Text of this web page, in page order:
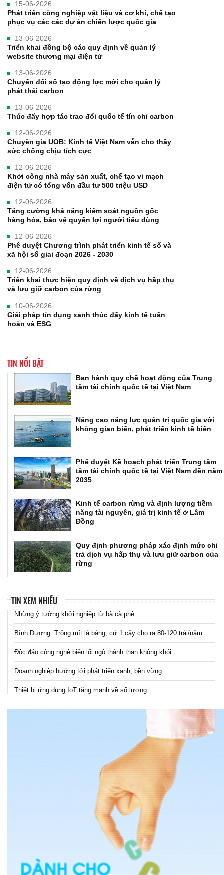
15-06-2026
Phát triển công nghiệp vật liệu và cơ khí, chế tạo
phục vụ các các dự án chiến lược quốc gia
13-06-2026
Triển khai đồng bộ các quy định về quản lý
website thương mại điện tử
13-06-2026
Chuyển đổi số tạo động lực mới cho quản lý
phát thải carbon
13-06-2026
Thúc đẩy hợp tác trao đổi quốc tế tín chỉ carbon
12-06-2026
Chuyên gia UOB: Kinh tế Việt Nam vẫn cho thấy
sức chống chịu tích cực
12-06-2026
Khởi công nhà máy sản xuất, chế tạo vi mạch
điện tử có tổng vốn đầu tư 500 triệu USD
12-06-2026
Tăng cường khả năng kiểm soát nguồn gốc
hàng hóa, bảo vệ quyền lợi người tiêu dùng
12-06-2026
Phê duyệt Chương trình phát triển kinh tế số và
xã hội số giai đoạn 2026 - 2030
12-06-2026
Triển khai thực hiện quy định về dịch vụ hấp thụ
và lưu giữ carbon của rừng
10-06-2026
Giải pháp tín dụng xanh thúc đẩy kinh tế tuần
hoàn và ESG
TIN NỔI BẬT
Ban hành quy chế hoạt động của Trung
tâm tài chính quốc tế tại Việt Nam
Nâng cao năng lực quản trị quốc gia với
không gian biển, phát triển kinh tế biển
Phê duyệt Kế hoạch phát triển Trung tâm
tâm tài chính quốc tế tại Việt Nam đến năm
2035
Kinh tế carbon rừng và định lượng tiềm
năng tài nguyên, giá trị kinh tế ở Lâm
Đồng
Quy định phương pháp xác định mức chi
trả dịch vụ hấp thụ và lưu giữ carbon của
rừng
TIN XEM NHIỀU
Những ý tưởng khởi nghiệp từ bã cà phê
Bình Dương: Trồng mít lá bàng, cứ 1 cây cho ra 80-120 trái/năm
Độc đáo công nghệ biến lõi ngô thành than không khói
Doanh nghiệp hướng tới phát triển xanh, bền vững
Thiết bị ứng dụng IoT tăng mạnh về số lượng